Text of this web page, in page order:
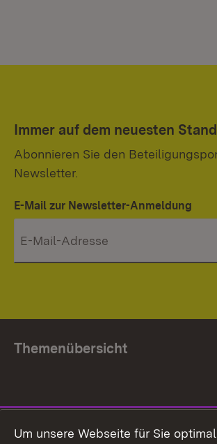
Immer auf dem neuesten Stand
Abonnieren Sie den
Newsletter.
E-Mail zur Newsletter-Anmeldung
Themenübersicht
Um unsere Webseite für Sie